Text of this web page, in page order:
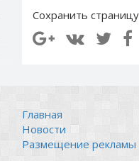
Сохранить
Главная
Новости
Размещение рекламы